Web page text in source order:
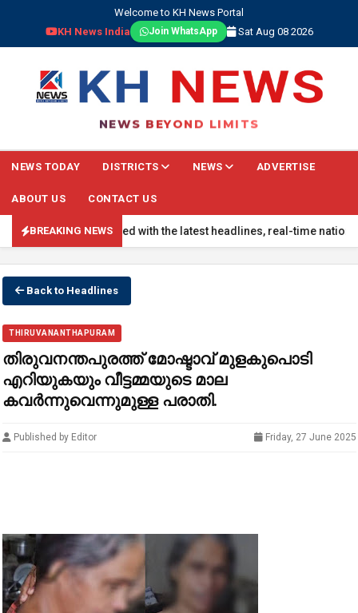
Welcome to KH News Portal
KH News India
Join WhatsApp Sat Aug 08 2026
NEWS BEYOND LIMITS
NEWS TODAY DISTRICTS NEWS ADVERTISE
ABOUT US CONTACT US
BREAKING NEWS
NEWS: Stay updated with the latest headlines, real-time
Back to Headlines
THIRUVANANTHAPURAM
തിരുവനന്തപുരത്ത് മോഷ്ടാവ് മുളകുപൊടി
എറിയുകയും വീട്ടമ്മയുടെ മാല
കവർന്നുവെന്നുമുള്ള പരാതി.
Published by Editor Friday, 27 June 2025